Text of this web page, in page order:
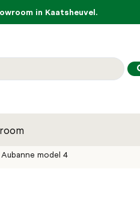
in Kaatsheuvel.
model 4